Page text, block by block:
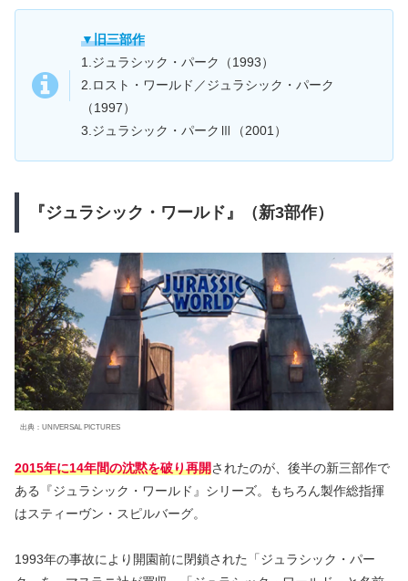
▼旧三部作
1.ジュラシック・パーク（1993）
2.ロスト・ワールド／ジュラシック・パーク
（1997）
3.ジュラシック・パークⅢ（2001）
『ジュラシック・ワールド』（新3部作）
出典：UNIVERSAL PICTURES
2015年に14年間の沈黙を破り再開されたのが、後半の新三部作で
ある『ジュラシック・ワールド』シリーズ。もちろん製作総指揮
はスティーヴン・スピルバーグ。
1993年の事故により開園前に閉鎖された「ジュラシック・パー